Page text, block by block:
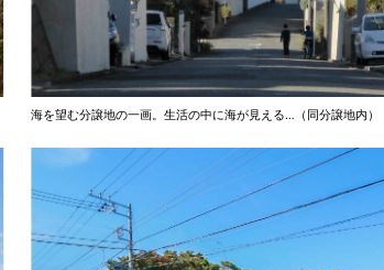
海を望む分譲地の一画。生活の中に海が見える…（同分譲地内）